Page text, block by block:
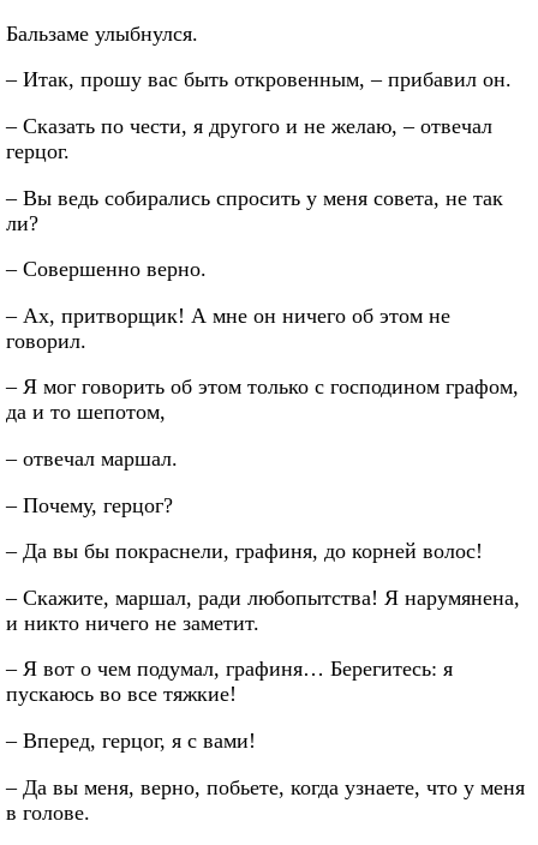
Бальзаме улыбнулся.
– Итак, прошу вас быть откровенным, – прибавил он.
– Сказать по чести, я другого и не желаю, – отвечал
герцог.
– Вы ведь собирались спросить у меня совета, не так
ли?
– Совершенно верно.
– Ах, притворщик! А мне он ничего об этом не
говорил.
– Я мог говорить об этом только с господином графом,
да и то шепотом,
– отвечал маршал.
– Почему, герцог?
– Да вы бы покраснели, графиня, до корней волос!
– Скажите, маршал, ради любопытства! Я нарумянена,
и никто ничего не заметит.
– Я вот о чем подумал, графиня… Берегитесь: я
пускаюсь во все тяжкие!
– Вперед, герцог, я с вами!
– Да вы меня, верно, побьете, когда узнаете, что у меня
в голове.